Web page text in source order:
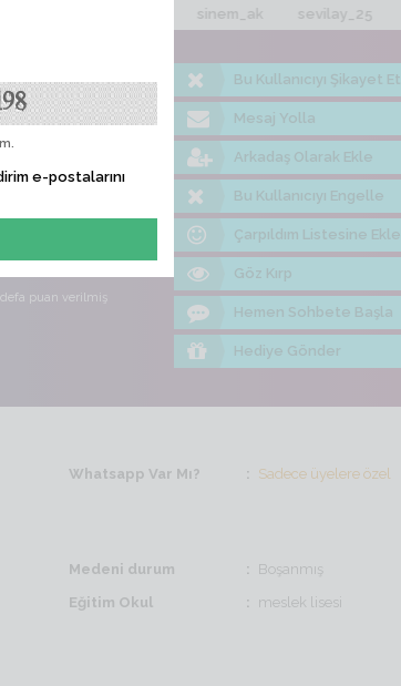
sinem_ak sevilay_25
Albüme Bak
puan verilmiş
Bu Kullanıcıyı Şikayet Et
Mesaj Yolla
Arkadaş Olarak Ekle
Bu Kullanıcıyı Engelle
Çarpıldım Listesine Ekle
Göz Kırp
Hemen Sohbete Başla
Hediye Gönder
Whatsapp Var Mı? Sadece üyelere özel
Medeni durum
Boşanmış
Eğitim Okul
meslek lisesi
e-postalarını